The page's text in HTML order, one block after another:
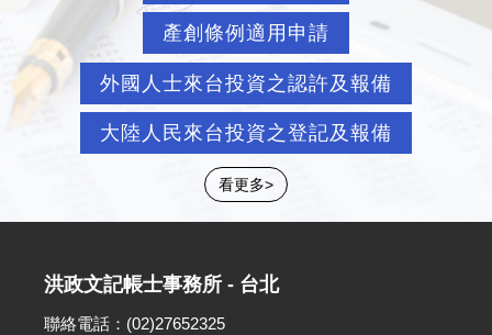
產創條例適用申請
外國人士來台投資之認許及報備
大陸人民來台投資之登記及報備
看更多>
洪政文記帳士事務所 - 台北
聯絡電話：(02)27652325